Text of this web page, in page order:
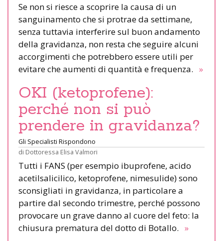
Se non si riesce a scoprire la causa di un
sanguinamento che si protrae da settimane,
senza tuttavia interferire sul buon andamento
della gravidanza, non resta che seguire alcuni
accorgimenti che potrebbero essere utili per
evitare che aumenti di quantità e frequenza. »
OKI (ketoprofene):
perché non si può
prendere in gravidanza?
Gli Specialisti Rispondono
di Dottoressa Elisa Valmori
Tutti i FANS (per esempio ibuprofene, acido
acetilsalicilico, ketoprofene, nimesulide) sono
sconsigliati in gravidanza, in particolare a
partire dal secondo trimestre, perché possono
provocare un grave danno al cuore del feto: la
chiusura prematura del dotto di Botallo. »